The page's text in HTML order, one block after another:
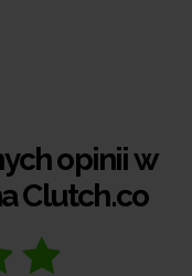
opinii w
Clutch.co